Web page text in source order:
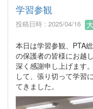
学習参観
投稿日時 : 2025/04/16
本日は学習参観、PTA
の保護者の皆様にお越
深く感謝申し上げます
して、張り切って学習
てきました。